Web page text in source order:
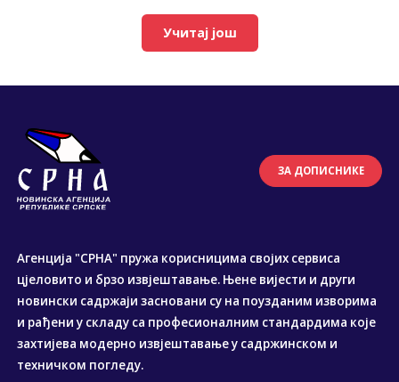
Учитај још
ЗА ДОПИСНИКЕ
Агенција "СРНА" пружа корисницима својих сервиса
цјеловито и брзо извјештавање. Њене вијести и други
новински садржаји засновани су на поузданим изворима
и рађени у складу са професионалним стандардима које
захтијева модерно извјештавање у садржинском и
техничком погледу.